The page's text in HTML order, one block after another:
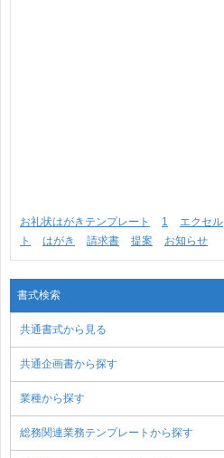
お礼状はがきテンプレート 1 エクセル
ト
はがき 請求書 提案 お知らせ
書式検索
共通書式から見る
共通企画書から探す
業種から探す
総務関連業務テンプレートから探す